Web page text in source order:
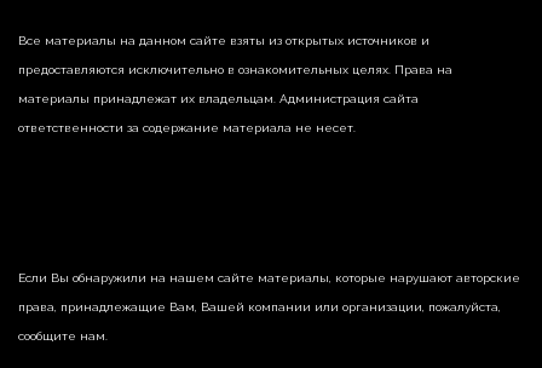
Все материалы на данном сайте взяты из открытых источников и
предоставляются исключительно в ознакомительных целях. Права на
материалы принадлежат их владельцам. Администрация сайта
ответственности за содержание материала не несет.
Если Вы обнаружили на нашем сайте материалы, которые нарушают авторские
права, принадлежащие Вам, Вашей компании или организации, пожалуйста,
сообщите нам.